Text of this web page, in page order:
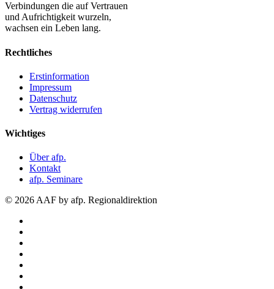
Verbindungen die auf Vertrauen
und Aufrichtigkeit wurzeln,
wachsen ein Leben lang.
Rechtliches
Erstinformation
Impressum
Datenschutz
Vertrag widerrufen
Wichtiges
Über afp.
Kontakt
afp. Seminare
© 2026 AAF by afp. Regionaldirektion